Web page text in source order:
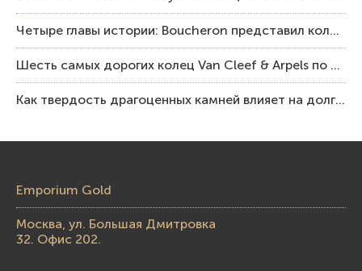
Четыре главы истории: Boucheron представил коллекцию «Nom: Boucheron, Prénom: Frédéric»
Шесть самых дорогих колец Van Cleef & Arpels по итогам аукционов Sotheby’s
Как твердость драгоценных камней влияет на долговечность ювелирных изделий
Emporium Gold
Москва, ул. Большая Дмитровка
32. Офис 202.